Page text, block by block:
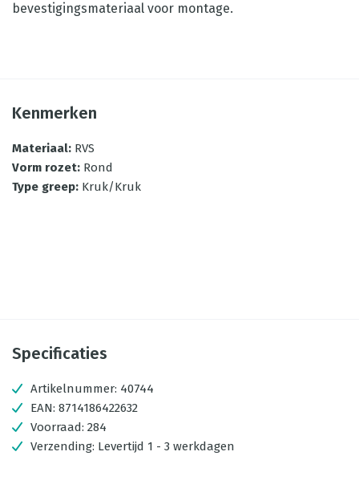
bevestigingsmateriaal voor montage.
Kenmerken
Materiaal: RVS
Vorm rozet: Rond
Type greep: Kruk/Kruk
Specificaties
Artikelnummer: 40744
EAN: 8714186422632
Voorraad: 284
Verzending: Levertijd 1 - 3 werkdagen